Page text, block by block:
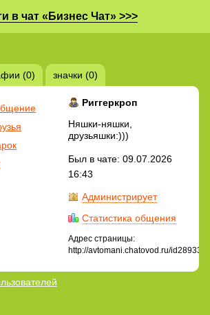
в чат «Бизнес Чат» >>>
(0) значки (0)
Риггеркроп
Няшки-няшки,
друзьяшки:)))
Был в чате: 09.07.2026
16:43
Администрирует
Статистика общения
Адрес страницы:
http://avtomani.chatovod.ru/